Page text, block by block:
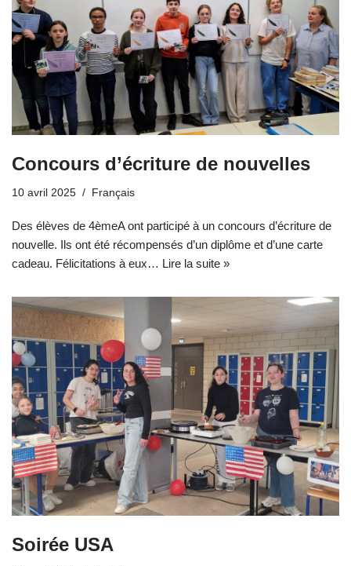
Concours d’écriture de nouvelles
10 avril 2025 Français
Des élèves de 4èmeA ont participé à un concours d’écriture de
nouvelle. Ils ont été récompensés d’un diplôme et d’une carte
cadeau. Félicitations à eux… Lire la suite »
Soirée USA